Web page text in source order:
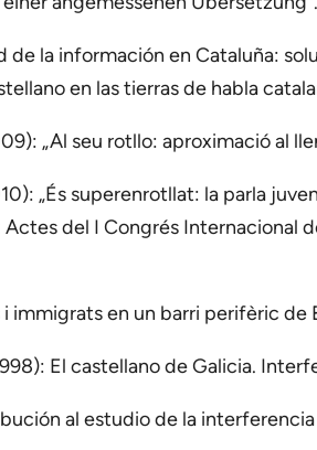
de la información en Cataluña:
en las tierras de habla
„Al seu rotllo: aproximació al
„És superenrotllat: la parla
del I Congrés Internacional
i immigrats en un barri perifèric
El castellano de Galicia.
al estudio de la